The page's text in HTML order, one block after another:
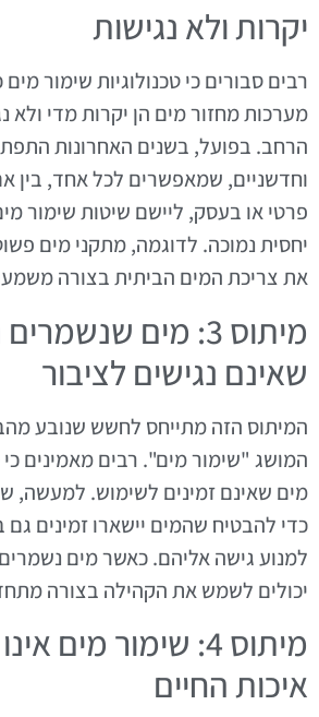
יקרות ולא נגישות
רבים סבורים כי טכנולוגיות שימור
מערכות מחזור מים הן יקרות מדי ולא
הרחב. בפועל, בשנים האחרונות
וחדשניים, שמאפשרים לכל אחד, בין
פרטי או בעסק, ליישם שיטות שימור
יחסית נמוכה. לדוגמה, מתקני מים
את צריכת המים הביתית בצורה
מיתוס 3: מים
שאינם נגישים לציבור
המיתוס הזה מתייחס לחשש שנובע
המושג "שימור מים". רבים מאמינים
מים שאינם זמינים לשימוש. למעשה,
כדי להבטיח שהמים יישארו זמינים גם
למנוע גישה אליהם. כאשר מים
יכולים לשמש את הקהילה בצורה
מיתוס 4: שימור מים
איכות החיים